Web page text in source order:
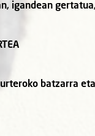
igandean gertatua,
batzarra